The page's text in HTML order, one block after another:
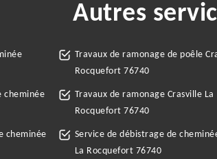
Autres
cheminée
cheminée
Travaux de ramonage de poêle
Rocquefort 76740
Travaux de ramonage Crasville La
Rocquefort 76740
Service de débistrage de
La Rocquefort 76740